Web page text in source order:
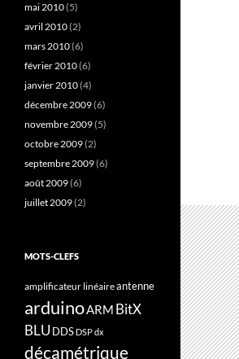
mai 2010(5)
avril 2010(2)
mars 2010(6)
février 2010(6)
janvier 2010(4)
décembre 2009(6)
novembre 2009(5)
octobre 2009(2)
septembre 2009(6)
août 2009(6)
juillet 2009(2)
MOTS-CLEFS
amplificateur linéaireantenne
arduinoARM BitX
BLU DDS DSPdx
décamétrique